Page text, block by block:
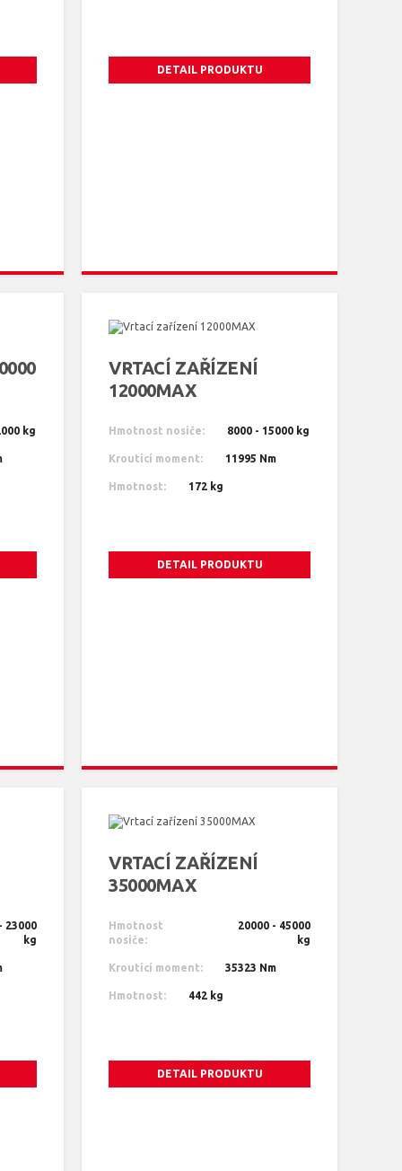
DETAIL PRODUKTU
kg
VRTACÍ ZAŘÍZENÍ
12000MAX
Hmotnost nosiče: 8000 - 15000 kg
Kroutící moment: 11995 Nm
Hmotnost: 172 kg
DETAIL PRODUKTU
23000
kg
VRTACÍ ZAŘÍZENÍ
35000MAX
Hmotnost
nosiče:
20000 - 45000
kg
Kroutící moment: 35323 Nm
Hmotnost: 442 kg
DETAIL PRODUKTU